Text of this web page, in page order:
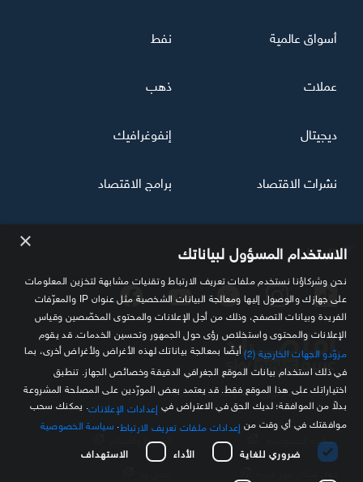
تابعنا
مصدرك الموثوق للمعلومة الاقتصادية
أسواق عالمية نفط
عملات ذهب
ديجيتال إنفوغرافيك
نشرات الاقتصاد برامج الاقتصاد
سياسة الخصوصية الشروط والأحكام
× الاستخدام المسؤول لبياناتك
نحن وشركاؤنا نستخدم ملفات تعريف الارتباط وتقنيات مشابهة لتخزين المعلومات
على جهازك والوصول إليها ومعالجة البيانات الشخصية مثل عنوان IP والمعرّفات
الفريدة وبيانات التصفح، وذلك من أجل الإعلانات والمحتوى المخصّصين وقياس
الإعلانات والمحتوى واستخلاص رؤى حول الجمهور وتحسين الخدمات. قد يقوم
مزوّدو الجهات الخارجية (2)
أيضًا بمعالجة بياناتك لهذه الأغراض ولأغراض أخرى، بما
في ذلك استخدام بيانات الموقع الجغرافي الدقيقة وخصائص الجهاز. تنطبق
اختياراتك على هذا الموقع فقط. قد يعتمد بعض المورّدين على المصلحة المشروعة
بدلاً من الموافقة؛ لديك الحق في الاعتراض في إعدادات الإعلانات . يمكنك سحب
موافقتك في أي وقت من إعدادات ملفات تعريف الارتباط سياسة الخصوصية
ضروري للغاية
الأداء الاستهداف